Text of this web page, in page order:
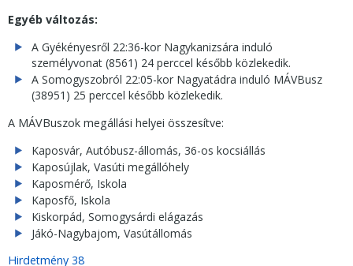
Egyéb változás:
A Gyékényesről 22:36-kor Nagykanizsára induló
személyvonat (8561) 24 perccel később közlekedik.
A Somogyszobról 22:05-kor Nagyatádra induló MÁVBusz
(38951) 25 perccel később közlekedik.
A MÁVBuszok megállási helyei összesítve:
Kaposvár, Autóbusz-állomás, 36-os kocsiállás
Kaposújlak, Vasúti megállóhely
Kaposmérő, Iskola
Kaposfő, Iskola
Kiskorpád, Somogysárdi elágazás
Jákó-Nagybajom, Vasútállomás
Hirdetmény 38